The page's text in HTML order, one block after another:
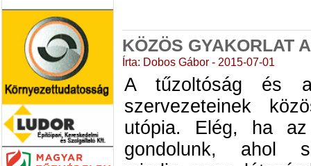
KÖZÖS GYAKORLAT
Írta: Dobos Gábor - 2015-07-01
A tűzoltóság és a
szervezeteinek
utópia. Elég, ha
gondolunk, ahol